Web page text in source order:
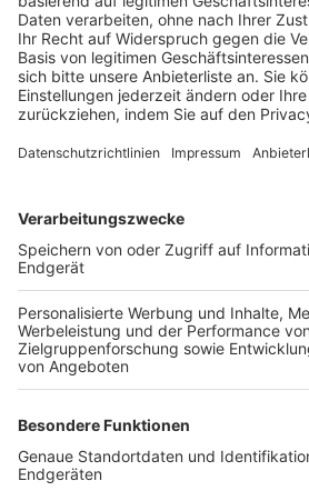
Trainerbörse
Login SpielPlus
FOLGE DEM BFV
TOP-VEREINE
TOP-PARTNER